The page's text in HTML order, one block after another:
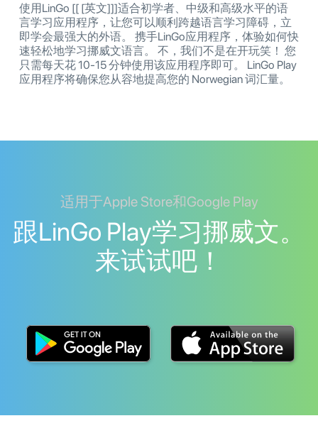
使用LinGo [[ [英文]]]适合初学者、中级和高级水平的语
言学习应用程序，让您可以顺利跨越语言学习障碍，立
即学会最强大的外语。 携手LinGo应用程序，体验如何快
速轻松地学习挪威文语言。 不，我们不是在开玩笑！ 您
只需每天花 10-15 分钟使用该应用程序即可。 LinGo Play
应用程序将确保您从容地提高您的 Norwegian 词汇量。
适用于Apple Store和Google Play
跟LinGo Play学习挪威文。
来试试吧！